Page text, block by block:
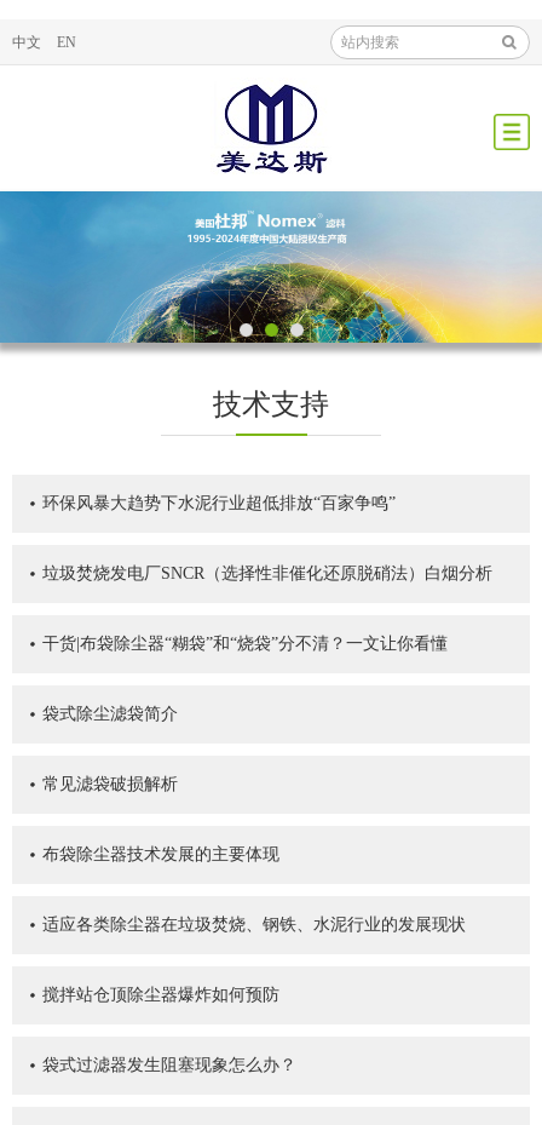
中文 EN
技术支持
环保风暴大趋势下水泥行业超低排放“百家争鸣”
垃圾焚烧发电厂SNCR（选择性非催化还原脱硝法）白烟分析
干货|布袋除尘器“糊袋”和“烧袋”分不清？一文让你看懂
袋式除尘滤袋简介
常见滤袋破损解析
布袋除尘器技术发展的主要体现
适应各类除尘器在垃圾焚烧、钢铁、水泥行业的发展现状
搅拌站仓顶除尘器爆炸如何预防
袋式过滤器发生阻塞现象怎么办？